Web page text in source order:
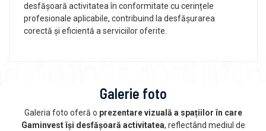
desfășoară activitatea în conformitate cu cerințele
profesionale aplicabile, contribuind la desfășurarea
corectă și eficientă a serviciilor oferite.
Galerie foto
Galeria foto oferă o prezentare vizuală a spațiilor în care
Gaminvest își desfășoară activitatea, reflectând mediul de